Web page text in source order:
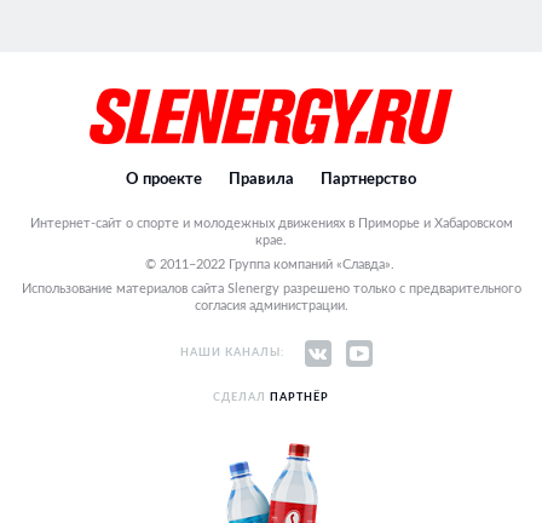
О проекте Правила Партнерство
Интернет-сайт о спорте и молодежных движениях в Приморье и Хабаровском
крае.
© 2011–2022 Группа компаний «Славда».
Использование материалов сайта Slenergy разрешено только с предварительного
согласия администрации.
НАШИ КАНАЛЫ:
СДЕЛАЛ ПАРТНЁР